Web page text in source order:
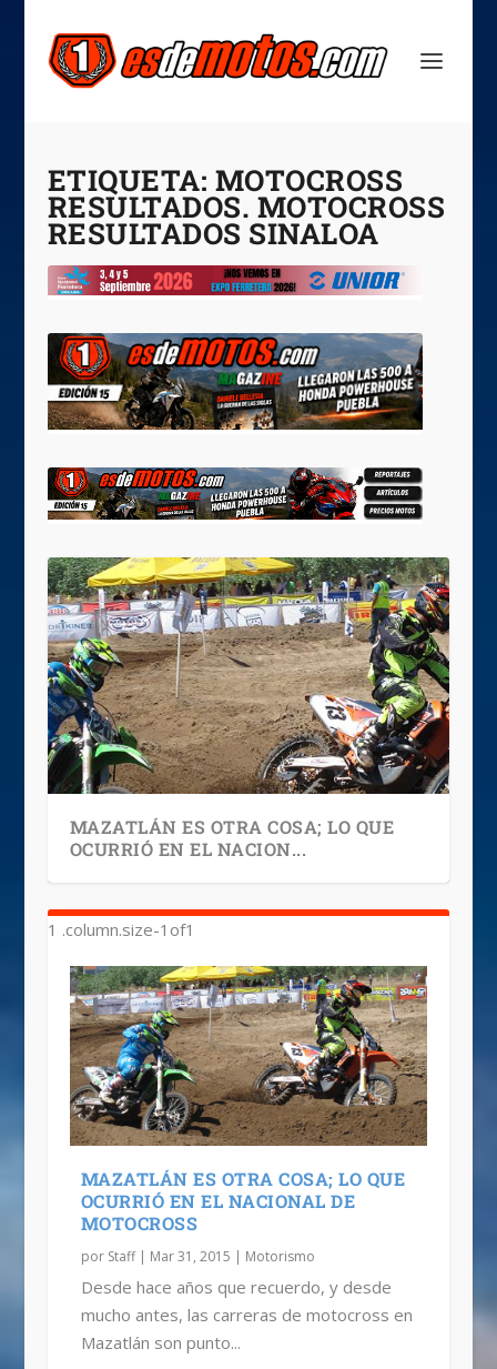
ETIQUETA: MOTOCROSS
RESULTADOS. MOTOCROSS
RESULTADOS SINALOA
MAZATLÁN ES OTRA COSA; LO QUE
OCURRIÓ EN EL NACION...
MAZATLÁN ES OTRA COSA; LO QUE
OCURRIÓ EN EL NACIONAL DE
MOTOCROSS
por Staff| Mar 31, 2015 | Motorismo
Desde hace años que recuerdo, y desde
mucho antes, las carreras de motocross en
Mazatlán son punto...